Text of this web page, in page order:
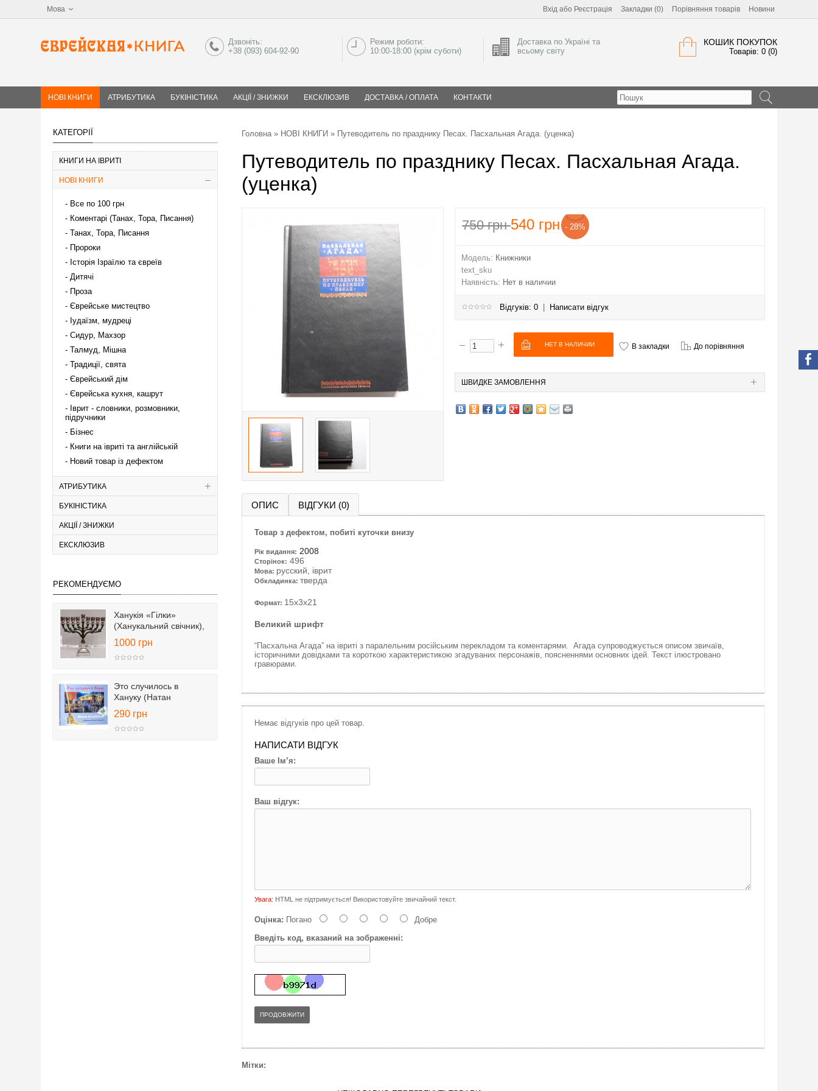
Мова Вхід або Реєстрація Закладки (0) Порівняння товарів Новини
КОШИК ПОКУПОК
Товарів: 0 (0)
Дзвоніть:
+38 (093) 604-92-90
Режим роботи:
10:00-18:00 (крім суботи)
Доставка по Україні та
всьому світу
НОВІ КНИГИ АТРИБУТИКА БУКІНІСТИКА АКЦІЇ / ЗНИЖКИ ЕКСКЛЮЗИВ ДОСТАВКА / ОПЛАТА КОНТАКТИ
КАТЕГОРІЇ
КНИГИ НА ІВРИТІ
НОВІ КНИГИ
Все по 100 грн
Коментарі (Танах, Тора, Писання)
Танах, Тора, Писання
Пророки
Історія Ізраїлю та євреїв
Дитячі
Проза
Єврейське мистецтво
Іудаїзм, мудреці
Сидур, Махзор
Талмуд, Мішна
Традиції, свята
Єврейський дім
Єврейська кухня, кашрут
Іврит - словники, розмовники,
підручники
Бізнес
Книги на івриті та англійській
Новий товар із дефектом
АТРИБУТИКА
БУКІНІСТИКА
АКЦІЇ / ЗНИЖКИ
ЕКСКЛЮЗИВ
РЕКОМЕНДУЄМО
Ханукія «Гілки»
(Ханукальний свічник),
25 см
1000 грн
Это случилось в
Хануку (Натан
Альтерман)
290 грн
Головна» НОВІ КНИГИ » Путеводитель по празднику Песах. Пасхальная Агада. (уценка)
Путеводитель по празднику Песах. Пасхальная Агада.
(уценка)
750грн 540 грн - 28%
Модель: Книжники
text_sku
Наявність: Нет в наличии
Відгуків: 0 Написати відгук
В закладки До порівняння
ШВИДКЕ ЗАМОВЛЕННЯ
ОПИС ВІДГУКИ (0)
Товар з дефектом, побиті куточки внизу
Рік видання: 2008
Сторінок: 496
Мова: русский, іврит
Обкладинка: тверда
Формат: 15x3x21
Великий шрифт
“Пасхальна Агада” на івриті з паралельним російським перекладом та коментарями. Агада супроводжується описом звичаїв,
історичними довідками та короткою характеристикою згадуваних персонажів, поясненнями основних ідей. Текст ілюстровано
гравюрами.
Немає відгуків про цей товар.
НАПИСАТИ ВІДГУК
Ваше Ім’я:
Ваш відгук:
Увага: HTML не підтримується! Використовуйте звичайний текст.
Оцінка: Погано
Добре
Введіть код, вказаний на зображенні:
ПРОДОВЖИТИ
Мітки: